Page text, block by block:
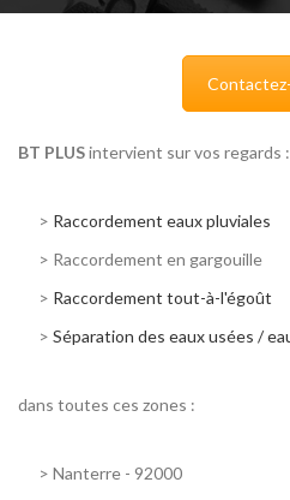
BT PLUSintervient sur vos regards :
> Raccordement eaux pluviales
> Raccordement en gargouille
> Raccordement tout-à-l'égoût
> Séparation des eaux usées /
dans toutes ces zones :
> Nanterre - 92000